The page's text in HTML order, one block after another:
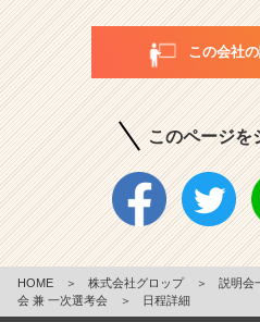
この会社
このページを
HOME ＞ 株式会社グロップ ＞ 説明会
会 兼 一次選考会
＞ 日程詳細